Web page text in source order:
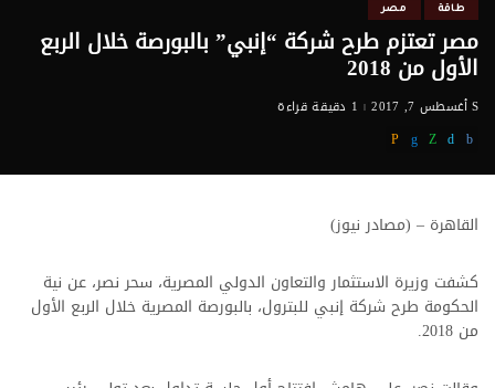
طاقة
مصر
مصر تعتزم طرح شركة “إنبي” بالبورصة خلال الربع
الأول من 2018
أغسطس 7, 2017 1 دقيقة قراءة
القاهرة – (مصادر نيوز)
كشفت وزيرة الاستثمار والتعاون الدولي المصرية، سحر نصر، عن نية
الحكومة طرح شركة إنبي للبترول، بالبورصة المصرية خلال الربع الأول
من 2018.